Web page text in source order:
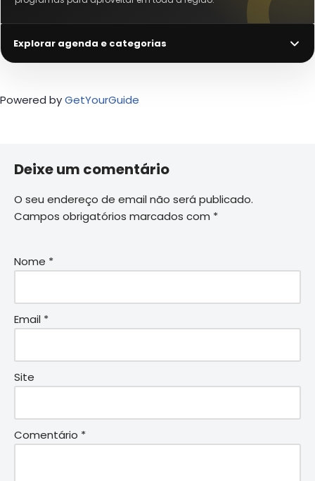
Explorar agenda e categorias
Powered byGetYourGuide
Deixe um comentário
O seu endereço de email não será publicado.
Campos obrigatórios marcados com *
Nome *
Email *
Site
Comentário *